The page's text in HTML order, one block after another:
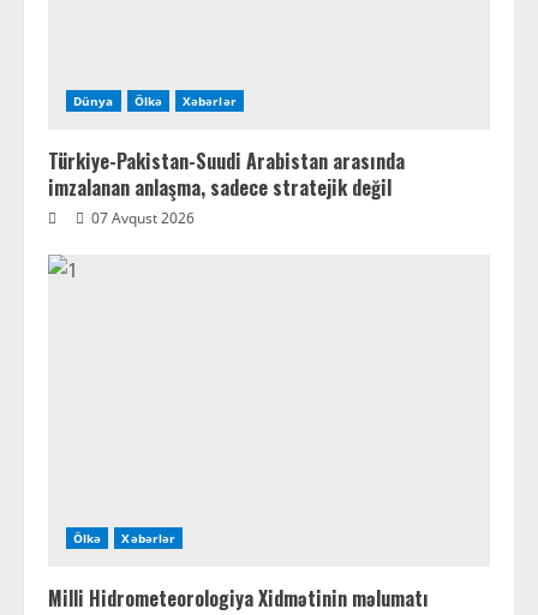
Dünya Ölkə Xəbərlər
Türkiye-Pakistan-Suudi Arabistan arasında
imzalanan anlaşma, sadece stratejik değil
07 Avqust 2026
Ölkə Xəbərlər
Milli Hidrometeorologiya Xidmətinin məlumatı